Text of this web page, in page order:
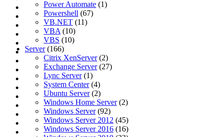
Power Automate (1)
Powershell (67)
VB.NET (11)
VBA (10)
VBS (10)
Server(166)
Citrix XenServer(2)
Exchange Server(27)
Lync Server(1)
System Center(4)
Ubuntu Server(2)
Windows Home Server(2)
Windows Server(92)
Windows Server 2012 (45)
Windows Server 2016 (16)